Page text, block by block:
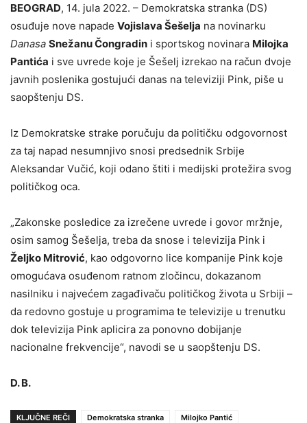
BEOGRAD, 14. jula 2022. – Demokratska stranka (DS)
osuđuje nove napade Vojislava Šešelja na novinarku
Danasa Snežanu Čongradin i sportskog novinara Milojka
Pantića i sve uvrede koje je Šešelj izrekao na račun dvoje
javnih poslenika gostujući danas na televiziji Pink, piše u
saopštenju DS.
Iz Demokratske strake poručuju da političku odgovornost
za taj napad nesumnjivo snosi predsednik Srbije
Aleksandar Vučić, koji odano štiti i medijski protežira svog
političkog oca.
„Zakonske posledice za izrečene uvrede i govor mržnje,
osim samog Šešelja, treba da snose i televizija Pink i
Željko Mitrović, kao odgovorno lice kompanije Pink koje
omogućava osuđenom ratnom zločincu, dokazanom
nasilniku i najvećem zagađivaču političkog života u Srbiji –
da redovno gostuje u programima te televizije u trenutku
dok televizija Pink aplicira za ponovno dobijanje
nacionalne frekvencije“, navodi se u saopštenju DS.
D. B.
KLJUČNE REČI Demokratska stranka
Milojko Pantić